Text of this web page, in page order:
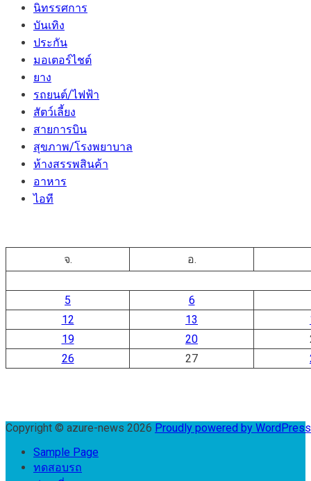
นิทรรศการ
บันเทิง
ประกัน
มอเตอร์ไชต์
ยาง
รถยนต์/ไฟฟ้า
สัตว์เลี้ยง
สายการบิน
สุขภาพ/โรงพยาบาล
ห้างสรรพสินค้า
อาหาร
ไอที
จ. อ.
5
6
12
13
19
20
26
27
Copyright © azure-news 2026 Proudly powered by
Sample Page
ทดสอบรถ